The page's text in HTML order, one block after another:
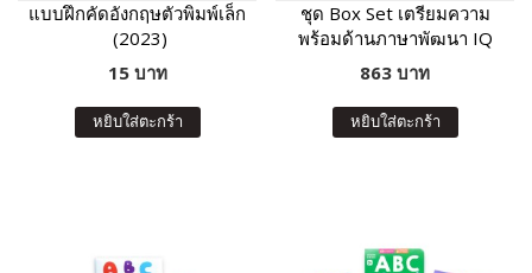
แบบฝึกคัดอังกฤษตัวพิมพ์เล็ก
(2023)
15 บาท
หยิบใส่ตะกร้า
ชุด Box Set เตรียมความ
พร้อมด้านภาษาพัฒนา IQ
13 เล่ม
863 บาท
หยิบใส่ตะกร้า